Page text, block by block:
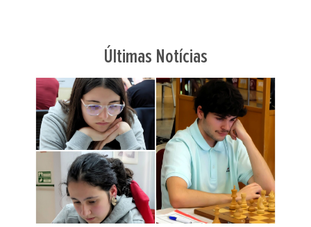
Últimas Notícias